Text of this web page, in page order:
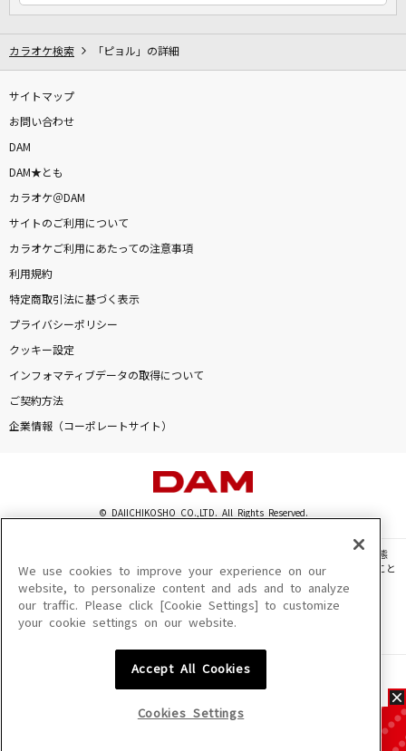
カラオケをもっと楽しもう！
カラオケ検索 「ピョル」の詳細
サイトマップ
お問い合わせ
DAM
DAM★とも
カラオケ＠DAM
サイトのご利用について
カラオケご利用にあたっての注意事項
利用規約
特定商取引法に基づく表示
プライバシーポリシー
クッキー設定
インフォマティブデータの取得について
ご契約方法
企業情報（コーポレートサイト）
© DAIICHIKOSHO CO.,LTD. All Rights Reserved.
このサイトに掲載されている一切の文章・画像・写真・動画・音声等を、手段や形態
を問わず、著作権法の定める範囲を超えて無断で複製、転載、ファイル化などすること
を禁じます。
楽曲及びコンテンツは、機種によりご利用いただけない場合があります。
楽曲及びコンテンツの配信日、配信内容が変更になる場合があります。
We use cookies to improve your experience on our
website, to personalize content and ads and to analyze
our traffic. Please click [Cookie Settings] to customize
your cookie settings on our website.
Accept All Cookies
Cookies Settings